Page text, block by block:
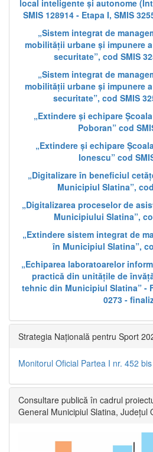
local inteligente și autonome
SMIS 128914 - Etapa I, SMIS
„Sistem integrat de
mobilității urbane și impunere
securitate”, cod SMIS
„Sistem integrat de
mobilității urbane și impunere
securitate”, cod SMIS
„Extindere și echipare
Poboran” cod
„Extindere și echipare
Ionescu” cod
„Digitalizare în beneficiul
Municipiul Slatina”,
„Digitalizarea proceselor de
Municipiului Slatina”,
„Extindere sistem integrat de
în Municipiul Slatina”,
„Echiparea laboratoarelor
practică din unitățile de
tehnic din Municipiul Slatina” -
0273 -
Strategia Națională pentru Sport
Monitorul Oficial Partea I nr. 452 bis
Consultare publică în cadrul
General Municipiul Slatina, Județul